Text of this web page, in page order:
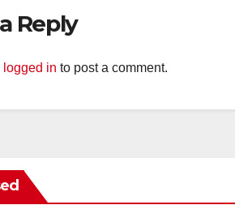
Reply
logged in to post a comment.